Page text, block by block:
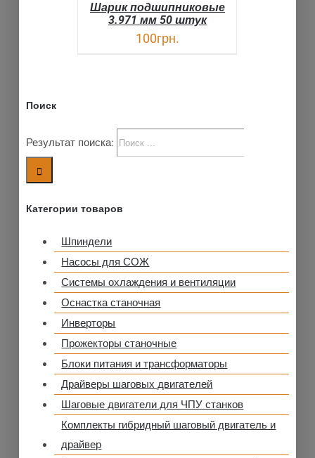
Шарик подшипниковые
3.971 мм 50 штук
100грн.
Поиск
Результат поиска:
Категории товаров
Шпиндели
Насосы для СОЖ
Системы охлаждения и вентиляции
Оснастка станочная
Инверторы
Прожекторы станочные
Блоки питания и трансформаторы
Драйверы шаговых двигателей
Шаговые двигатели для ЧПУ станков
Комплекты гибридный шаговый двигатель и
драйвер